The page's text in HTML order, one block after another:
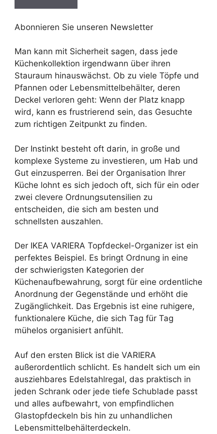
Abonnieren Sie unseren Newsletter
Man kann mit Sicherheit sagen, dass jede
Küchenkollektion irgendwann über ihren
Stauraum hinauswächst. Ob zu viele Töpfe und
Pfannen oder Lebensmittelbehälter, deren
Deckel verloren geht: Wenn der Platz knapp
wird, kann es frustrierend sein, das Gesuchte
zum richtigen Zeitpunkt zu finden.
Der Instinkt besteht oft darin, in große und
komplexe Systeme zu investieren, um Hab und
Gut einzusperren. Bei der Organisation Ihrer
Küche lohnt es sich jedoch oft, sich für ein oder
zwei clevere Ordnungsutensilien zu
entscheiden, die sich am besten und
schnellsten auszahlen.
Der IKEA VARIERA Topfdeckel-Organizer ist ein
perfektes Beispiel. Es bringt Ordnung in eine
der schwierigsten Kategorien der
Küchenaufbewahrung, sorgt für eine ordentliche
Anordnung der Gegenstände und erhöht die
Zugänglichkeit. Das Ergebnis ist eine ruhigere,
funktionalere Küche, die sich Tag für Tag
mühelos organisiert anfühlt.
Auf den ersten Blick ist die VARIERA
außerordentlich schlicht. Es handelt sich um ein
ausziehbares Edelstahlregal, das praktisch in
jeden Schrank oder jede tiefe Schublade passt
und alles aufbewahrt, von empfindlichen
Glastopfdeckeln bis hin zu unhandlichen
Lebensmittelbehälterdeckeln.